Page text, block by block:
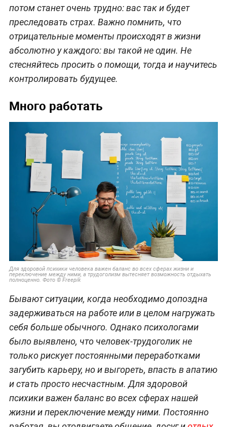
потом станет очень трудно: вас так и будет
преследовать страх. Важно помнить, что
отрицательные моменты происходят в жизни
абсолютно у каждого: вы такой не один. Не
стесняйтесь просить о помощи, тогда и научитесь
контролировать будущее.
Много работать
Для здоровой психики человека важен баланс во всех сферах жизни и
переключение между ними, а трудоголизм вытесняет возможность отдыхать
полноценно. Фото © Freepik
Бывают ситуации, когда необходимо допоздна
задерживаться на работе или в целом нагружать
себя больше обычного. Однако психологами
было выявлено, что человек-трудоголик не
только рискует постоянными переработками
загубить карьеру, но и выгореть, впасть в апатию
и стать просто несчастным. Для здоровой
психики важен баланс во всех сферах нашей
жизни и переключение между ними. Постоянно